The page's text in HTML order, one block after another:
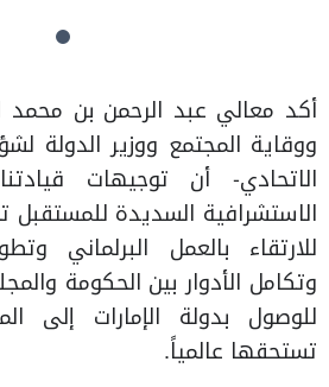
أكد معالي عبد الرحمن بن محمد
ووقاية المجتمع ووزير الدولة
الاتحادي- أن توجيهات
الاستشرافية السديدة للمستقبل
للارتقاء بالعمل البرلماني
وتكامل الأدوار بين الحكومة
للوصول بدولة الإمارات إلى
تستحقها عالمياً.